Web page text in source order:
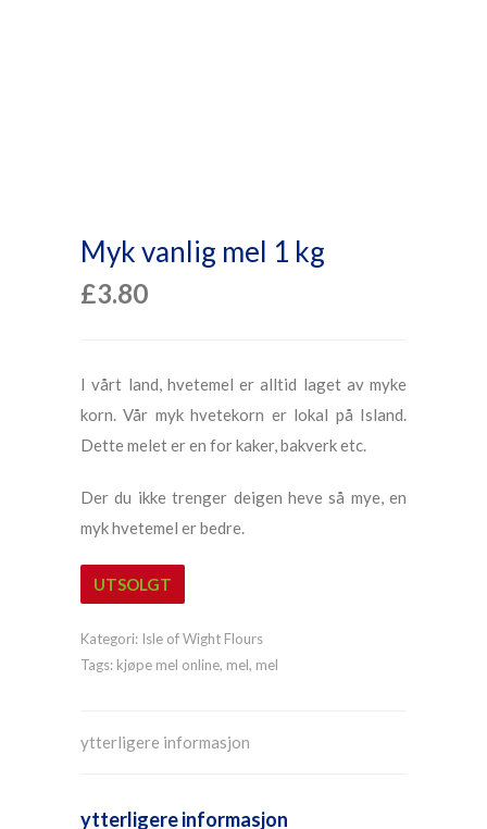
Myk vanlig mel 1 kg
£3.80
I vårt land, hvetemel er alltid laget av myke
korn. Vår myk hvetekorn er lokal på Island.
Dette melet er en for kaker, bakverk etc.
Der du ikke trenger deigen heve så mye, en
myk hvetemel er bedre.
UTSOLGT
Kategori: Isle of Wight Flours
Tags: kjøpe mel online, mel, mel
ytterligere informasjon
ytterligere informasjon